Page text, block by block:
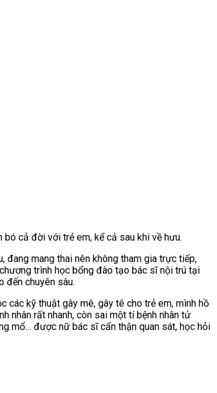
cả đời với trẻ em, kể cả sau khi về hưu.
đang mang thai nên không tham gia trực tiếp,
trình học bổng đào tạo bác sĩ nội trú tại
đến chuyên sâu.
các kỹ thuật gây mê, gây tê cho trẻ em, mình hồ
nhân rất nhanh, còn sai một tí bệnh nhân tử
mổ… được nữ bác sĩ cẩn thận quan sát, học hỏi